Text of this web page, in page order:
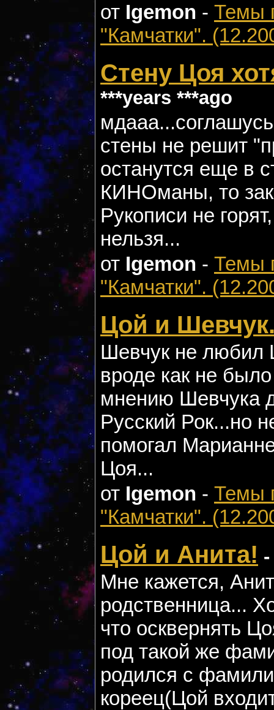
от Igemon - Темы
"Камчатки".
Стену Цоя
***years ***ago
стены не решит
останутся еще в
КИНОманы, то
Рукописи не
нельзя...
от Igemon - Темы
"Камчатки".
Цой и
Шевчук не любил
вроде как не
мнению Шевчука
Русский Рок...но
помогал
Цоя...
от Igemon - Темы
"Камчатки".
Цой и Анита!
Мне кажется,
родственница...
что осквернять
под такой же
родился с
кореец(Цой